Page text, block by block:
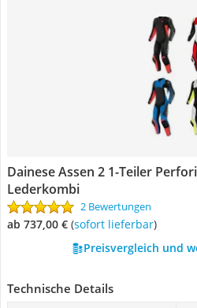
Dainese Assen 2 1-Teiler
Lederkombi
2 Bewertungen
ab 737,00 € ( Sofort lieferbar)
Preisvergleich und
Technische Details